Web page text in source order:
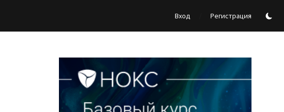
Вход Регистрация